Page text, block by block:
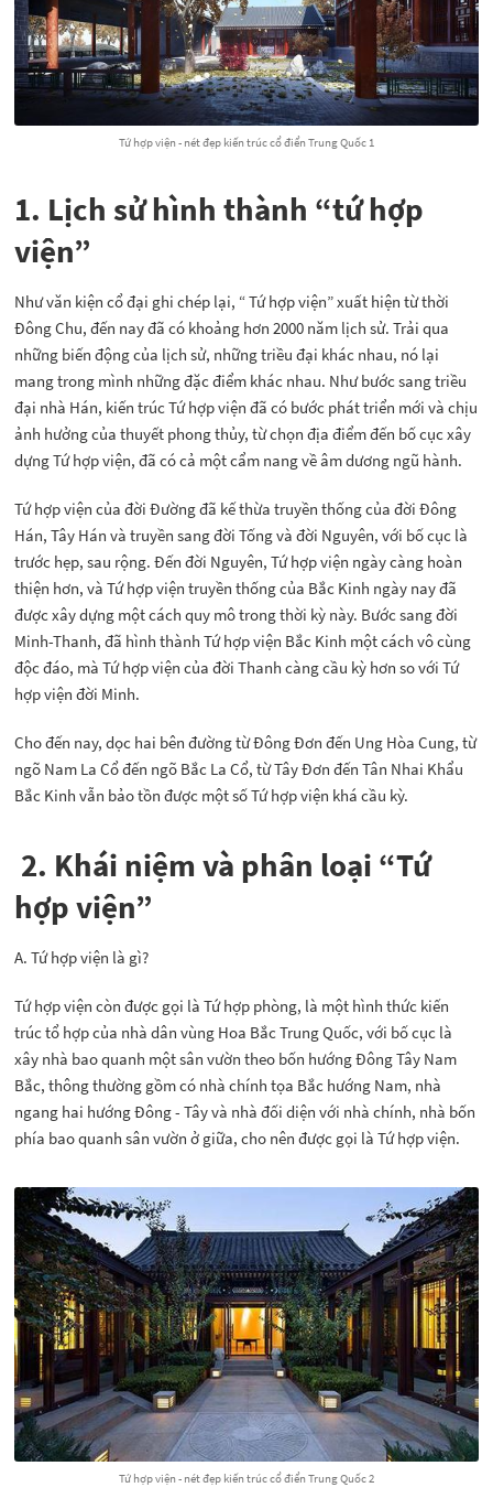
Tứ hợp viện - nét đẹp kiến trúc cổ điển Trung Quốc 1
1. Lịch sử hình thành “tứ hợp
viện”
Như văn kiện cổ đại ghi chép lại, “ Tứ hợp viện” xuất hiện từ thời
Đông Chu, đến nay đã có khoảng hơn 2000 năm lịch sử. Trải qua
những biến động của lịch sử, những triều đại khác nhau, nó lại
mang trong mình những đặc điểm khác nhau. Như bước sang triều
đại nhà Hán, kiến trúc Tứ hợp viện đã có bước phát triển mới và chịu
ảnh hưởng của thuyết phong thủy, từ chọn địa điểm đến bố cục xây
dựng Tứ hợp viện, đã có cả một cẩm nang về âm dương ngũ hành.
Tứ hợp viện của đời Đường đã kế thừa truyền thống của đời Đông
Hán, Tây Hán và truyền sang đời Tống và đời Nguyên, với bố cục là
trước hẹp, sau rộng. Đến đời Nguyên, Tứ hợp viện ngày càng hoàn
thiện hơn, và Tứ hợp viện truyền thống của Bắc Kinh ngày nay đã
được xây dựng một cách quy mô trong thời kỳ này. Bước sang đời
Minh-Thanh, đã hình thành Tứ hợp viện Bắc Kinh một cách vô cùng
độc đáo, mà Tứ hợp viện của đời Thanh càng cầu kỳ hơn so với Tứ
hợp viện đời Minh.
Cho đến nay, dọc hai bên đường từ Đông Đơn đến Ung Hòa Cung, từ
ngõ Nam La Cổ đến ngõ Bắc La Cổ, từ Tây Đơn đến Tân Nhai Khẩu
Bắc Kinh vẫn bảo tồn được một số Tứ hợp viện khá cầu kỳ.
2. Khái niệm và phân loại “Tứ
hợp viện”
A. Tứ hợp viện là gì?
Tứ hợp viện còn được gọi là Tứ hợp phòng, là một hình thức kiến
trúc tổ hợp của nhà dân vùng Hoa Bắc Trung Quốc, với bố cục là
xây nhà bao quanh một sân vườn theo bốn hướng Đông Tây Nam
Bắc, thông thường gồm có nhà chính tọa Bắc hướng Nam, nhà
ngang hai hướng Đông - Tây và nhà đối diện với nhà chính, nhà bốn
phía bao quanh sân vườn ở giữa, cho nên được gọi là Tứ hợp viện.
Tứ hợp viện - nét đẹp kiến trúc cổ điển Trung Quốc 2